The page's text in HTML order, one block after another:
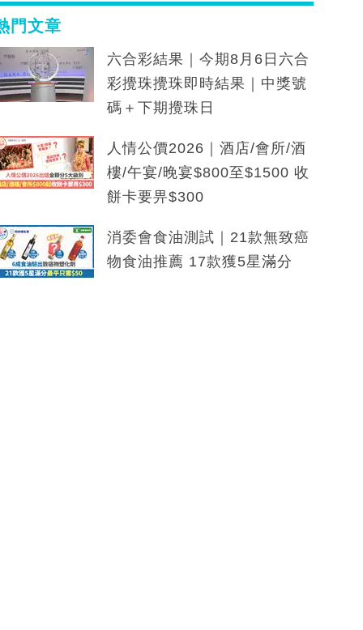
門文章
六合彩結果｜今期8月6日六合
彩攪珠攪珠即時結果｜中獎號
碼＋下期攪珠日
人情公價2026｜酒店/會所/酒
樓/午宴/晚宴$800至$1500 收
餅卡要畀$300
消委會食油測試｜21款無致癌
物食油推薦 17款獲5星滿分